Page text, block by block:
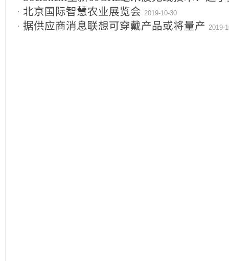
北京国际智慧农业展览会 2019-10-30
据供应商消息联想可穿戴产品或将量产 2019-